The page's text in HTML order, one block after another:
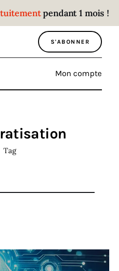
pendant 1 mois !
S'ABONNER
Mon compte
n’écoute les gens
dire.
Tag